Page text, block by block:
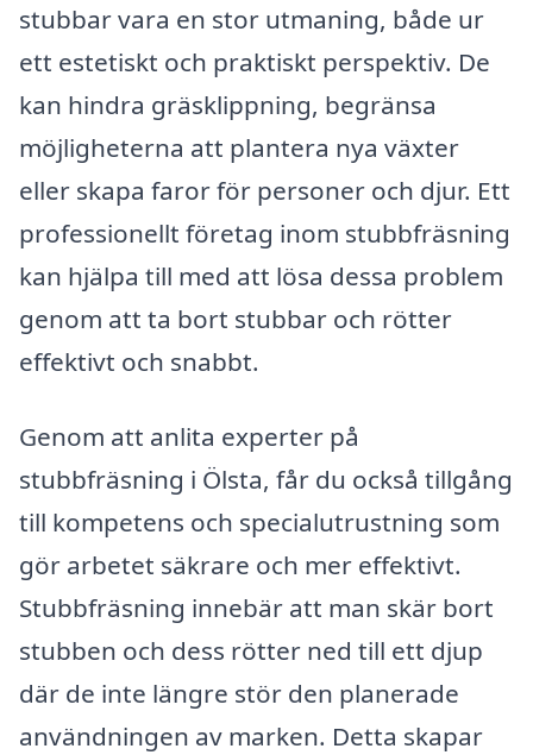
stubbar vara en stor utmaning, både ur
ett estetiskt och praktiskt perspektiv. De
kan hindra gräsklippning, begränsa
möjligheterna att plantera nya växter
eller skapa faror för personer och djur. Ett
professionellt företag inom stubbfräsning
kan hjälpa till med att lösa dessa problem
genom att ta bort stubbar och rötter
effektivt och snabbt.
Genom att anlita experter på
stubbfräsning i Ölsta, får du också tillgång
till kompetens och specialutrustning som
gör arbetet säkrare och mer effektivt.
Stubbfräsning innebär att man skär bort
stubben och dess rötter ned till ett djup
där de inte längre stör den planerade
användningen av marken. Detta skapar